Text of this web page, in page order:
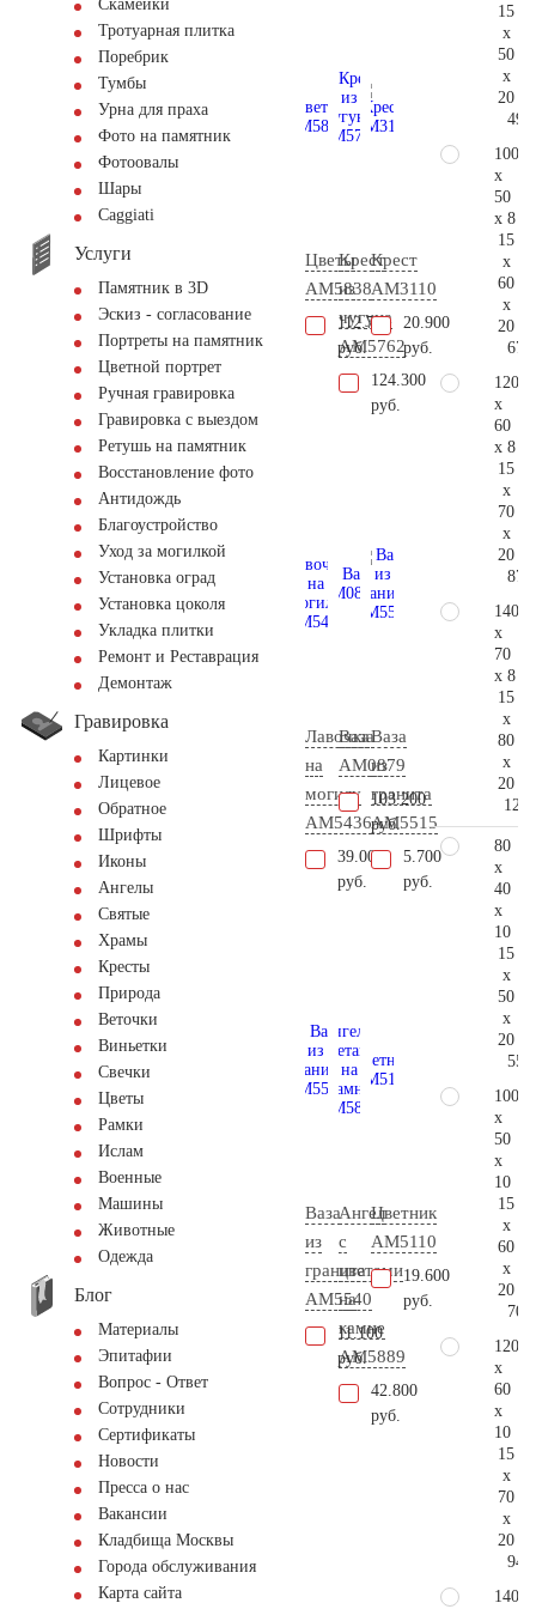
Скамейки
Тротуарная плитка
Поребрик
Тумбы
Урна для праха
Фото на памятник
Фотоовалы
Шары
Сaggiati
Услуги
Памятник в 3D
Эскиз - согласование
Портреты на памятник
Цветной портрет
Ручная гравировка
Гравировка с выездом
Ретушь на памятник
Восстановление фото
Антидождь
Благоустройство
Уход за могилкой
Установка оград
Установка цоколя
Укладка плитки
Ремонт и Реставрация
Демонтаж
Гравировка
Картинки
Лицевое
Обратное
Шрифты
Иконы
Ангелы
Святые
Храмы
Кресты
Природа
Веточки
Виньетки
Свечки
Цветы
Рамки
Ислам
Военные
Машины
Животные
Одежда
Блог
Материалы
Эпитафии
Вопрос - Ответ
Сотрудники
Сертификаты
Новости
Пресса о нас
Вакансии
Кладбища Москвы
Города обслуживания
Карта сайта
Цветы
AM5838
112.700
руб.
Крест
из
чугуна
AM5762
124.300
руб.
Крест
AM3110
20.900
руб.
Лавочка
на
могилу
AM5436
39.000
руб.
Ваза
AM0879
103.200
руб.
Ваза
из
гранита
AM5515
5.700
руб.
Ваза
из
гранита
AM5540
11.100
руб.
Ангел
с
цветами
на
камне
AM5889
42.800
руб.
Цветник
AM5110
19.600
руб.
15
x
50
x
20
100
x
50
x 8
15
x
60
x
20
120
x
60
x 8
15
x
70
x
20
140
x
70
x 8
15
x
80
x
20
80
x
40
x
10
15
x
50
x
20
100
x
50
x
10
15
x
60
x
20
120
x
60
x
10
15
x
70
x
20
140